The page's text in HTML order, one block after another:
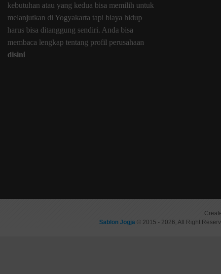
kebutuhan atau yang kedua bisa memilih untuk
melanjutkan di Yogyakarta tapi biaya hidup
harus bisa ditanggung sendiri. Anda bisa
membaca lengkap tentang profil perusahaan
disini
Sablon Jogja © 2015 - 2026, All Right